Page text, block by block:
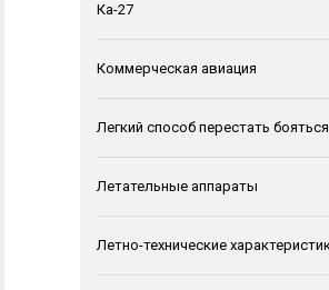
Ка-27
Коммерческая авиация
Легкий способ перестать
Летательные аппараты
Летно-технические